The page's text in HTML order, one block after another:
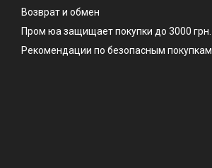
Возврат и обмен
Пром юа защищает покупки до 3000 грн.
Рекомендации по безопасным покупкам